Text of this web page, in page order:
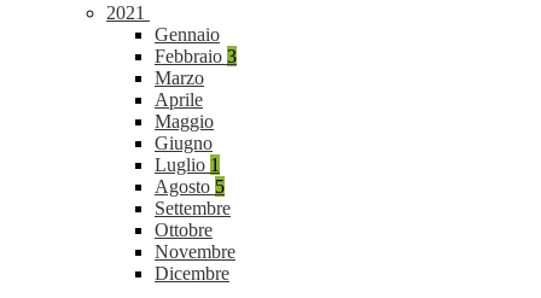
2021
Gennaio
Febbraio 3
Marzo
Aprile
Maggio
Giugno
Luglio 1
Agosto 5
Settembre
Ottobre
Novembre
Dicembre